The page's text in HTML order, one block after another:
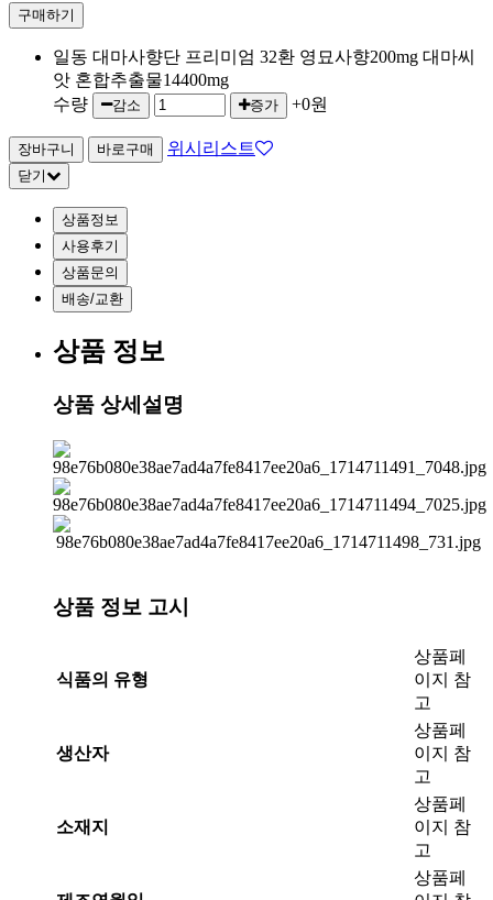
구매하기
일동 대마사향단 프리미엄 32환 영묘사향200mg 대마씨
앗 혼합추출물14400mg
수량
감소 증가 +0원
위시리스트
닫기
상품정보
사용후기
상품문의
배송/교환
상품 정보
상품 상세설명
상품 정보 고시
식품의 유형
상품페
이지 참
고
생산자
상품페
이지 참
고
소재지
상품페
이지 참
고
상품페